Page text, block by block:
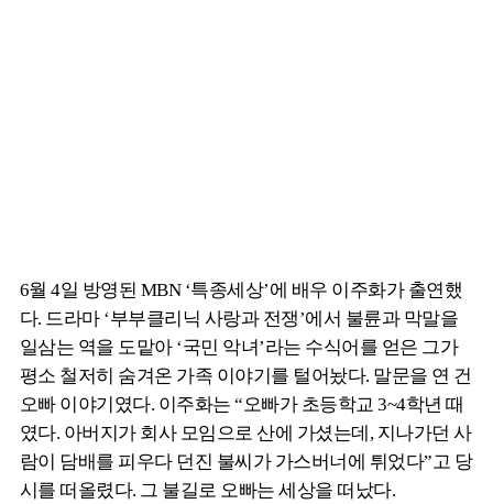
6월 4일 방영된 MBN ‘특종세상’에 배우 이주화가 출연했
다. 드라마 ‘부부클리닉 사랑과 전쟁’에서 불륜과 막말을
일삼는 역을 도맡아 ‘국민 악녀’라는 수식어를 얻은 그가
평소 철저히 숨겨온 가족 이야기를 털어놨다. 말문을 연 건
오빠 이야기였다. 이주화는 “오빠가 초등학교 3~4학년 때
였다. 아버지가 회사 모임으로 산에 가셨는데, 지나가던 사
람이 담배를 피우다 던진 불씨가 가스버너에 튀었다”고 당
시를 떠올렸다. 그 불길로 오빠는 세상을 떠났다.